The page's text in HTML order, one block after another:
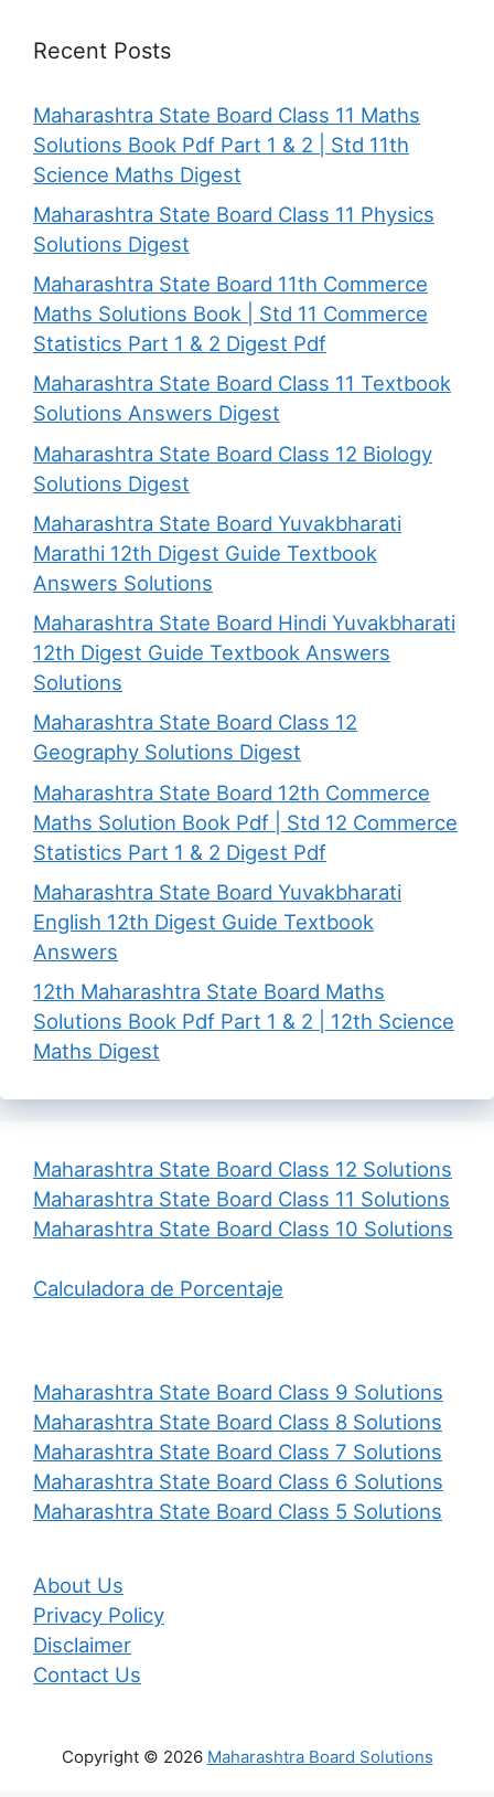
Recent Posts
Maharashtra State Board Class 11 Maths
Solutions Book Pdf Part 1 & 2 | Std 11th
Science Maths Digest
Maharashtra State Board Class 11 Physics
Solutions Digest
Maharashtra State Board 11th Commerce
Maths Solutions Book | Std 11 Commerce
Statistics Part 1 & 2 Digest Pdf
Maharashtra State Board Class 11 Textbook
Solutions Answers Digest
Maharashtra State Board Class 12 Biology
Solutions Digest
Maharashtra State Board Yuvakbharati
Marathi 12th Digest Guide Textbook
Answers Solutions
Maharashtra State Board Hindi Yuvakbharati
12th Digest Guide Textbook Answers
Solutions
Maharashtra State Board Class 12
Geography Solutions Digest
Maharashtra State Board 12th Commerce
Maths Solution Book Pdf | Std 12 Commerce
Statistics Part 1 & 2 Digest Pdf
Maharashtra State Board Yuvakbharati
English 12th Digest Guide Textbook
Answers
12th Maharashtra State Board Maths
Solutions Book Pdf Part 1 & 2 | 12th Science
Maths Digest
Maharashtra State Board Class 12 Solutions
Maharashtra State Board Class 11 Solutions
Maharashtra State Board Class 10 Solutions
Calculadora de Porcentaje
Maharashtra State Board Class 9 Solutions
Maharashtra State Board Class 8 Solutions
Maharashtra State Board Class 7 Solutions
Maharashtra State Board Class 6 Solutions
Maharashtra State Board Class 5 Solutions
About Us
Privacy Policy
Disclaimer
Contact Us
Copyright © 2026 Maharashtra Board Solutions